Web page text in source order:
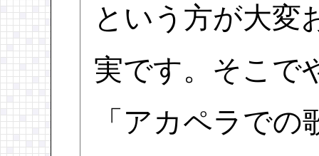
という方が大変
実です。そこで
「アカペラで